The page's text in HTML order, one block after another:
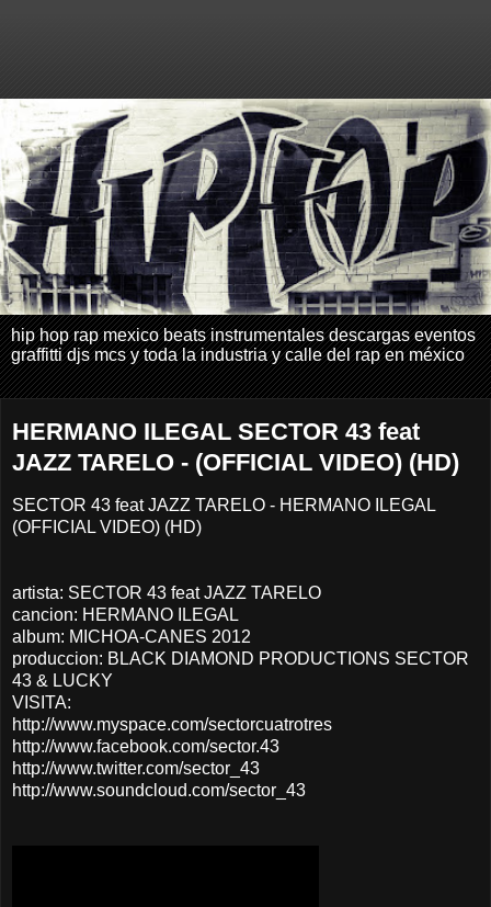
hip hop rap mexico beats instrumentales descargas eventos
graffitti djs mcs y toda la industria y calle del rap en méxico
HERMANO ILEGAL SECTOR 43 feat
JAZZ TARELO - (OFFICIAL VIDEO) (HD)
SECTOR 43 feat JAZZ TARELO - HERMANO ILEGAL
(OFFICIAL VIDEO) (HD)
artista: SECTOR 43 feat JAZZ TARELO
cancion: HERMANO ILEGAL
album: MICHOA-CANES 2012
produccion: BLACK DIAMOND PRODUCTIONS SECTOR
43 & LUCKY
VISITA:
http://www.myspace.com/sectorcuatrotres
http://www.facebook.com/sector.43
http://www.twitter.com/sector_43
http://www.soundcloud.com/sector_43